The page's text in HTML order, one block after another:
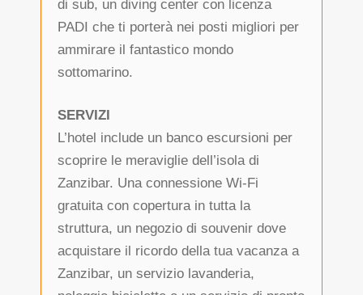
di sub, un diving center con licenza
PADI che ti porterà nei posti migliori per
ammirare il fantastico mondo
sottomarino.
SERVIZI
L’hotel include un banco escursioni per
scoprire le meraviglie dell’isola di
Zanzibar. Una connessione Wi-Fi
gratuita con copertura in tutta la
struttura, un negozio di souvenir dove
acquistare il ricordo della tua vacanza a
Zanzibar, un servizio lavanderia,